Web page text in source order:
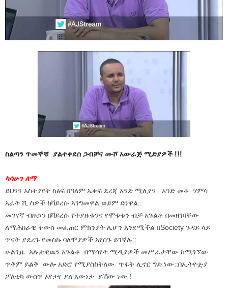
ስልጣን ጥመኞቹ ያልተቀደሰ ጋብቻና ሙሾ አውራጅ ሚድያዎች !!!
ካሳሁን ለማ
ይህንን አስተያየት ስፅፍ በዓለም ኡቀፍ ደረጃ አንድ ሚሊየን አንድ መቶ ሃምሳ
አራት ሺ ስዎች ከቫይረሱ እገግመዋል ወይም ድነዋል::
መገናኛ ብዙኃን በቫይረሱ የተያዙቱንና የሞቱቱን ብቻ አጉልቶ በመዘገባቸው
ለማሕበራዊ ቀውስ መፈጠር ምክንያት ሊሆን እንደሚችል በSociety ጉዳይ ላይ
ጥናት ያደረጉ የመስኩ ባለሞያዎች አየሰጉ ይገኛሉ::
ሁልጊዜ አሉታዊዉን አጉልቶ በማሳየት ሚዲያዎች መሥራታቸው ከሚገኘው
ጥቅም ይልቅ ውሎ አድሮ የሚያስከትለው ጥፋት ሊኖር ግድ ነው::በኢትዮዽያ
ፖለቲካ ውስጥ እየታየ ያለ እውነታ ይኸው ነው !